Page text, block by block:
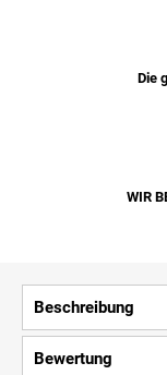
Die
WIR
Beschreibung
Bewertung